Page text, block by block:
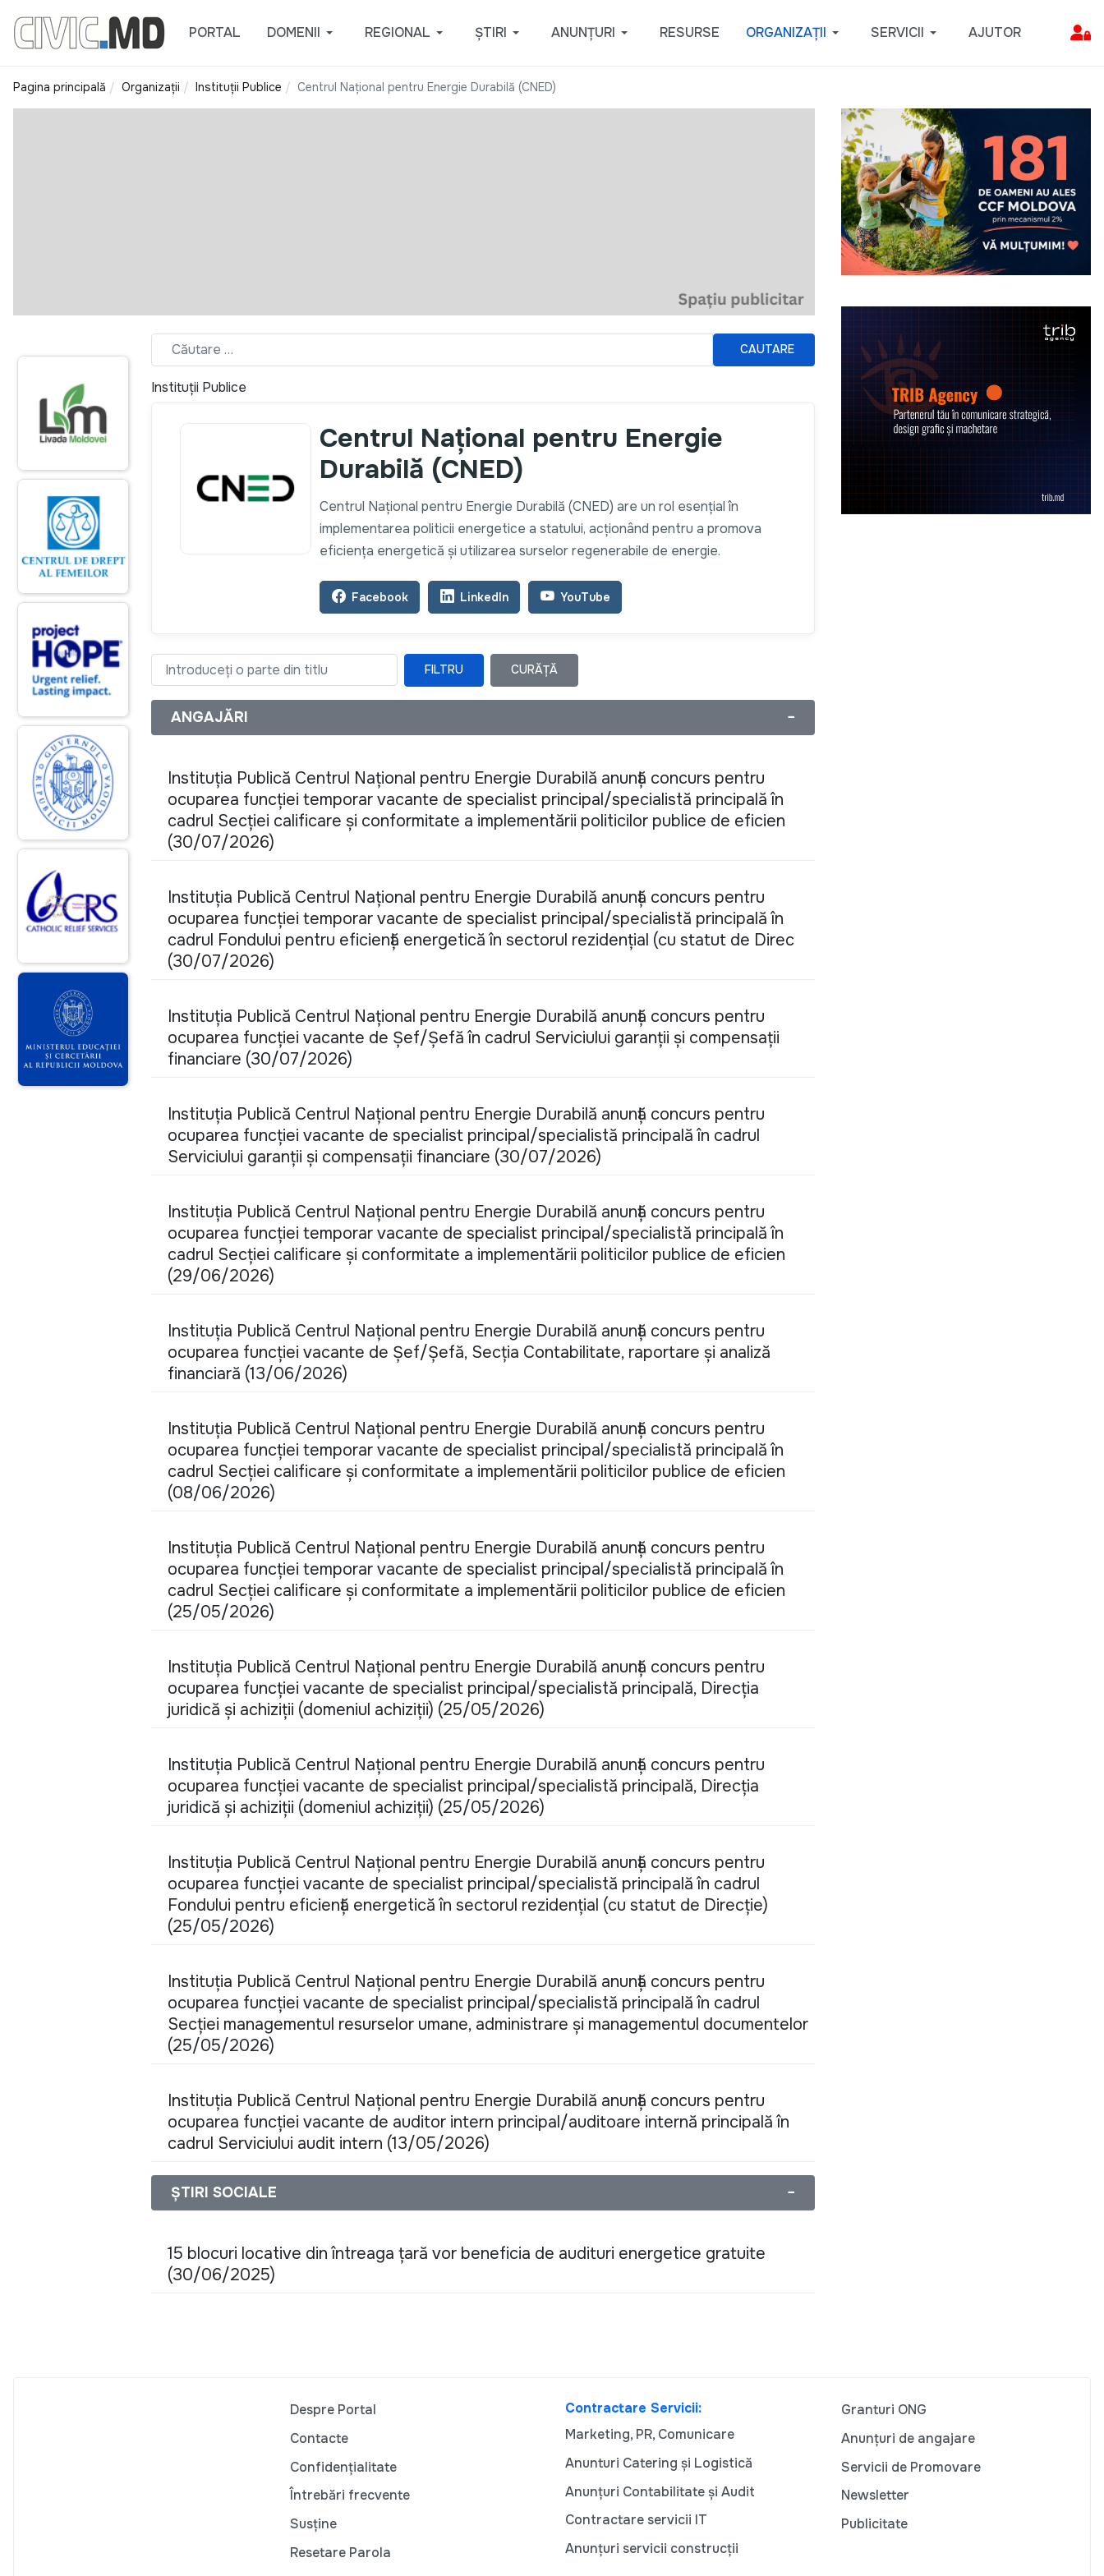
PORTAL DOMENII REGIONAL ȘTIRI ANUNȚURI RESURSE ORGANIZAȚII SERVICII AJUTOR
Pagina principală Organizații Instituții Publice Centrul Național pentru Energie Durabilă (CNED)
CAUTARE
Instituții Publice
Centrul Național pentru Energie
Durabilă (CNED)
Centrul Național pentru Energie Durabilă (CNED) are un rol esențial în
implementarea politicii energetice a statului, acționând pentru a promova
eficiența energetică și utilizarea surselor regenerabile de energie.
Facebook LinkedIn YouTube
Introduceți o parte din titlu FILTRU CURĂȚĂ
ANGAJĂRI −
Instituția Publică Centrul Național pentru Energie Durabilă anunță concurs pentru
ocuparea funcției temporar vacante de specialist principal/specialistă principală în
cadrul Secției calificare și conformitate a implementării politicilor publice de eficien
(30/07/2026)
Instituția Publică Centrul Național pentru Energie Durabilă anunță concurs pentru
ocuparea funcției temporar vacante de specialist principal/specialistă principală în
cadrul Fondului pentru eficiență energetică în sectorul rezidențial (cu statut de Direc
(30/07/2026)
Instituția Publică Centrul Național pentru Energie Durabilă anunță concurs pentru
ocuparea funcției vacante de Șef/Șefă în cadrul Serviciului garanții și compensații
financiare (30/07/2026)
Instituția Publică Centrul Național pentru Energie Durabilă anunță concurs pentru
ocuparea funcției vacante de specialist principal/specialistă principală în cadrul
Serviciului garanții și compensații financiare (30/07/2026)
Instituția Publică Centrul Național pentru Energie Durabilă anunță concurs pentru
ocuparea funcției temporar vacante de specialist principal/specialistă principală în
cadrul Secției calificare și conformitate a implementării politicilor publice de eficien
(29/06/2026)
Instituția Publică Centrul Național pentru Energie Durabilă anunță concurs pentru
ocuparea funcției vacante de Șef/Șefă, Secția Contabilitate, raportare și analiză
financiară (13/06/2026)
Instituția Publică Centrul Național pentru Energie Durabilă anunță concurs pentru
ocuparea funcției temporar vacante de specialist principal/specialistă principală în
cadrul Secției calificare și conformitate a implementării politicilor publice de eficien
(08/06/2026)
Instituția Publică Centrul Național pentru Energie Durabilă anunță concurs pentru
ocuparea funcției temporar vacante de specialist principal/specialistă principală în
cadrul Secției calificare și conformitate a implementării politicilor publice de eficien
(25/05/2026)
Instituția Publică Centrul Național pentru Energie Durabilă anunță concurs pentru
ocuparea funcției vacante de specialist principal/specialistă principală, Direcția
juridică și achiziții (domeniul achiziții) (25/05/2026)
Instituția Publică Centrul Național pentru Energie Durabilă anunță concurs pentru
ocuparea funcției vacante de specialist principal/specialistă principală, Direcția
juridică și achiziții (domeniul achiziții) (25/05/2026)
Instituția Publică Centrul Național pentru Energie Durabilă anunță concurs pentru
ocuparea funcției vacante de specialist principal/specialistă principală în cadrul
Fondului pentru eficiență energetică în sectorul rezidențial (cu statut de Direcție)
(25/05/2026)
Instituția Publică Centrul Național pentru Energie Durabilă anunță concurs pentru
ocuparea funcției vacante de specialist principal/specialistă principală în cadrul
Secției managementul resurselor umane, administrare și managementul documentelor
(25/05/2026)
Instituția Publică Centrul Național pentru Energie Durabilă anunță concurs pentru
ocuparea funcției vacante de auditor intern principal/auditoare internă principală în
cadrul Serviciului audit intern (13/05/2026)
ȘTIRI SOCIALE −
15 blocuri locative din întreaga țară vor beneficia de audituri energetice gratuite
(30/06/2025)
Despre Portal
Contacte
Confidențialitate
Întrebări frecvente
Susține
Resetare Parola
Contractare Servicii:
Marketing, PR, Comunicare
Anunturi Catering și Logistică
Anunțuri Contabilitate și Audit
Contractare servicii IT
Anunțuri servicii construcții
Granturi ONG
Anunțuri de angajare
Servicii de Promovare
Newsletter
Publicitate